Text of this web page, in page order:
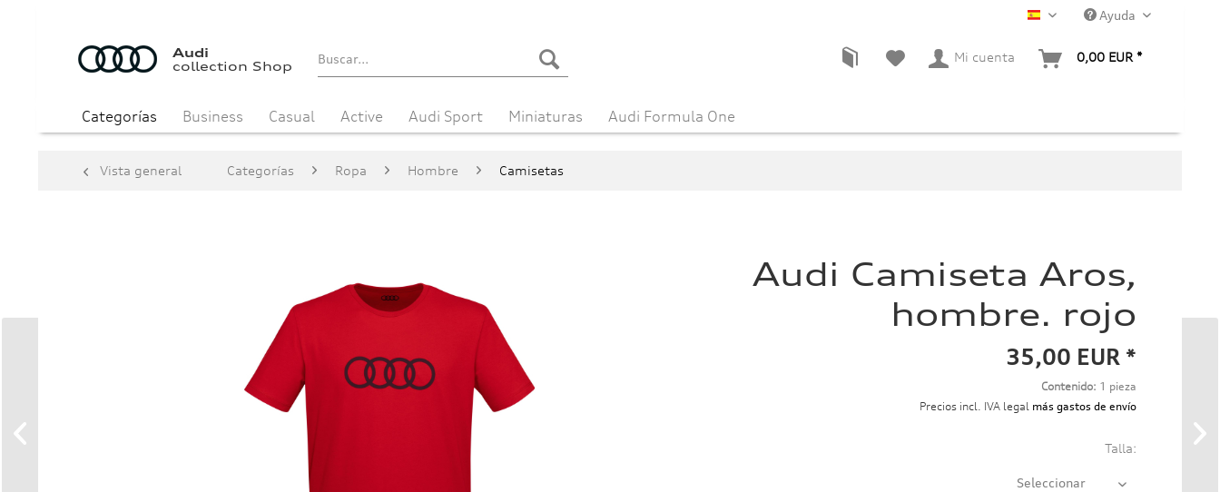
ES Ayuda
Audi
collection Shop
Mi cuenta 0,00 EUR *
Categorías Business Casual Active Audi Sport Miniaturas Audi Formula One
Vista general Categorías Ropa Hombre Camisetas
Audi Camiseta Aros,
hombre. rojo
35,00 EUR *
Contenido: 1 pieza
Precios incl. IVA legal más gastos de envío
Talla: